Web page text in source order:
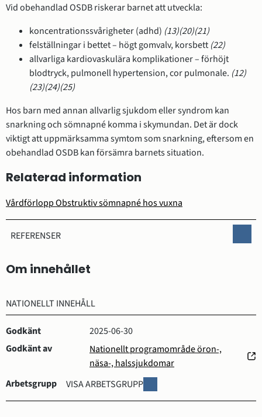
Vid obehandlad OSDB riskerar barnet att utveckla:
koncentrationssvårigheter (adhd) (13)(20)(21)
felställningar i bettet – högt gomvalv, korsbett (22)
allvarliga kardiovaskulära komplikationer – förhöjt
blodtryck, pulmonell hypertension, cor pulmonale. (12)
(23)(24)(25)
Hos barn med annan allvarlig sjukdom eller syndrom kan
snarkning och sömnapné komma i skymundan. Det är dock
viktigt att uppmärksamma symtom som snarkning, eftersom en
obehandlad OSDB kan försämra barnets situation.
Relaterad information
Vårdförlopp Obstruktiv sömnapné hos vuxna
REFERENSER
Om innehållet
NATIONELLT INNEHÅLL
Godkänt
2025-06-30
Godkänt av
Nationellt programområde öron-,
näsa-, halssjukdomar
(öppnas
nytt
fönster)
Arbetsgrupp VISA ARBETSGRUPPA